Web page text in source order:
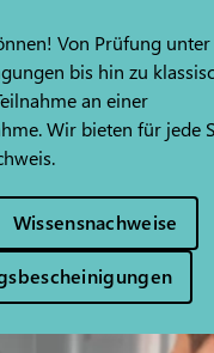
Von Prüfung unter
bis hin zu
an einer
Wir bieten für jede
Wissensnachweise